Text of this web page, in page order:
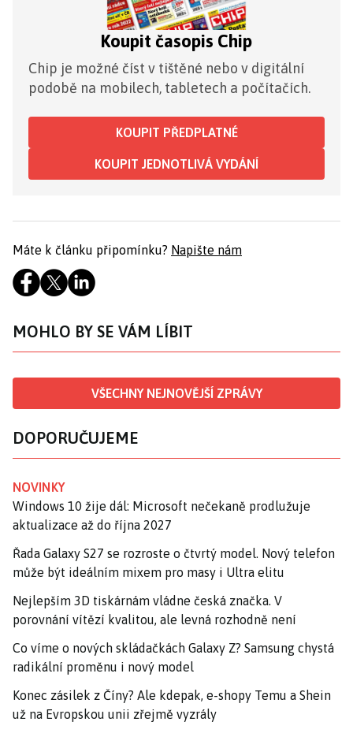
Koupit časopis Chip
Chip je možné číst v tištěné nebo v digitální
podobě na mobilech, tabletech a počítačích.
KOUPIT PŘEDPLATNÉ
KOUPIT JEDNOTLIVÁ VYDÁNÍ
Máte k článku připomínku? Napište nám
MOHLO BY SE VÁM LÍBIT
VŠECHNY NEJNOVĚJŠÍ ZPRÁVY
DOPORUČUJEME
NOVINKY
Windows 10 žije dál: Microsoft nečekaně prodlužuje
aktualizace až do října 2027
Řada Galaxy S27 se rozroste o čtvrtý model. Nový telefon
může být ideálním mixem pro masy i Ultra elitu
Nejlepším 3D tiskárnám vládne česká značka. V
porovnání vítězí kvalitou, ale levná rozhodně není
Co víme o nových skládačkách Galaxy Z? Samsung chystá
radikální proměnu i nový model
Konec zásilek z Číny? Ale kdepak, e-shopy Temu a Shein
už na Evropskou unii zřejmě vyzrály